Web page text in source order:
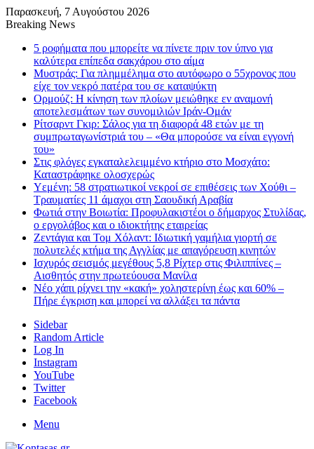
Παρασκευή, 7 Αυγούστου 2026
Breaking News
5 ροφήματα που μπορείτε να πίνετε πριν τον ύπνο για
καλύτερα επίπεδα σακχάρου στο αίμα
Μυστράς: Για πλημμέλημα στο αυτόφωρο ο 55χρονος που
είχε τον νεκρό πατέρα του σε καταψύκτη
Ορμούζ: Η κίνηση των πλοίων μειώθηκε εν αναμονή
αποτελεσμάτων των συνομιλιών Ιράν-Ομάν
Ρίτσαρντ Γκιρ: Σάλος για τη διαφορά 48 ετών με τη
συμπρωταγωνίστριά του – «Θα μπορούσε να είναι εγγονή
του»
Στις φλόγες εγκαταλελειμμένο κτήριο στο Μοσχάτο:
Καταστράφηκε ολοσχερώς
Υεμένη: 58 στρατιωτικοί νεκροί σε επιθέσεις των Χούθι –
Τραυματίες 11 άμαχοι στη Σαουδική Αραβία
Φωτιά στην Βοιωτία: Προφυλακιστέοι ο δήμαρχος Στυλίδας,
ο εργολάβος και ο ιδιοκτήτης εταιρείας
Ζεντάγια και Τομ Χόλαντ: Ιδιωτική γαμήλια γιορτή σε
πολυτελές κτήμα της Αγγλίας με απαγόρευση κινητών
Ισχυρός σεισμός μεγέθους 5,8 Ρίχτερ στις Φιλιππίνες –
Αισθητός στην πρωτεύουσα Μανίλα
Νέο χάπι ρίχνει την «κακή» χοληστερίνη έως και 60% –
Πήρε έγκριση και μπορεί να αλλάξει τα πάντα
Sidebar
Random Article
Log In
Instagram
YouTube
Twitter
Facebook
Menu